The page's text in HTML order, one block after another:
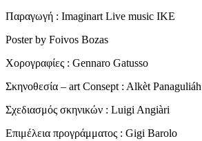
Παραγωγή : Imaginart Live music ΙΚΕ
Poster by Foivos Bozas
Χορογραφίες : Gennaro Gatusso
Σκηνοθεσία – art Consept : Alkèt Panaguliáh
Σχεδιασμός σκηνικών : Luigi Angiàri
Επιμέλεια προγράμματος : Gigi Barolo